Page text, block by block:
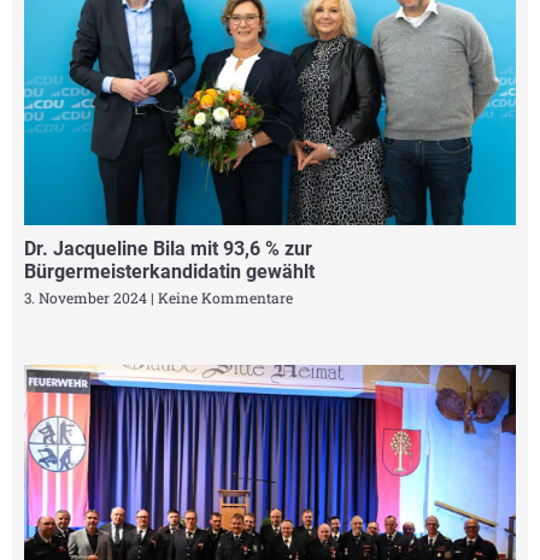
Dr. Jacqueline Bila mit 93,6 % zur
Bürgermeisterkandidatin gewählt
3. November 2024 Keine Kommentare